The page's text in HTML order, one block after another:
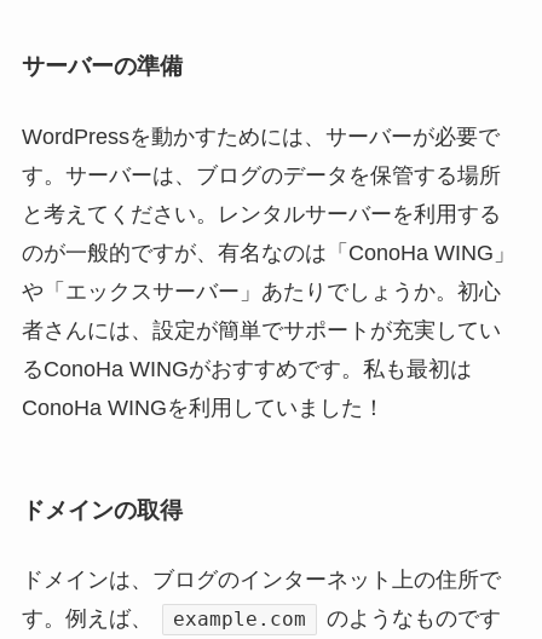
サーバーの準備
WordPressを動かすためには、サーバーが必要で
す。サーバーは、ブログのデータを保管する場所
と考えてください。レンタルサーバーを利用する
のが一般的ですが、有名なのは「ConoHa WING」
や「エックスサーバー」あたりでしょうか。初心
者さんには、設定が簡単でサポートが充実してい
るConoHa WINGがおすすめです。私も最初は
ConoHa WINGを利用していました！
ドメインの取得
ドメインは、ブログのインターネット上の住所で
す。例えば、
example.com
のようなものです